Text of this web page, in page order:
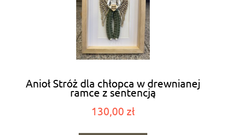
Anioł Stróż dla chłopca w drewnianej
ramce z sentencją
130,00 zł